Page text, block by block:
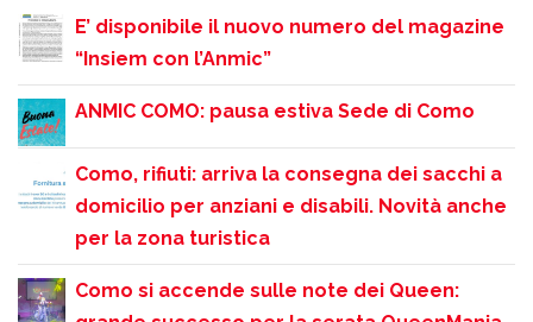
E’ disponibile il nuovo numero del magazine
“Insiem con l’Anmic”
ANMIC COMO: pausa estiva Sede di Como
Como, rifiuti: arriva la consegna dei sacchi a
domicilio per anziani e disabili. Novità anche
per la zona turistica
Como si accende sulle note dei Queen: